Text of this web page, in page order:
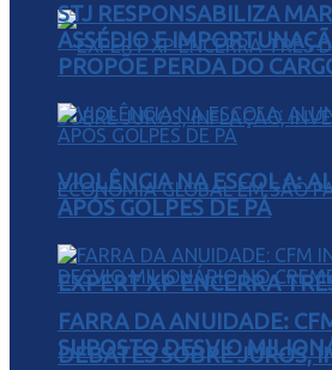
EXPERT XP ENCERRA
DEBATES SOBRE JUROS,
STJ RESPONSABILIZA
ASSÉDIO E
PROPÕE PERDA DO
VIOLÊNCIA NA ESCOLA:
APÓS GOLPES DE PÁ
FARRA DA ANUIDADE:
SUPOSTO DESVIO